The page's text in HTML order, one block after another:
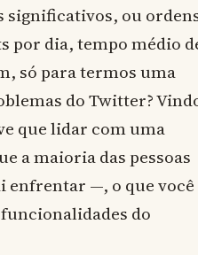
significativos, ou
por dia, tempo médio
só para termos uma
do Twitter?
que lidar com uma
a maioria das pessoas
enfrentar —, o que você
do